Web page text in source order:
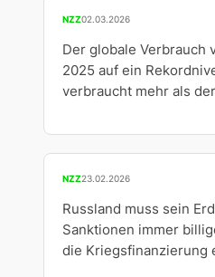
NZZ02.03.2026
Der globale Verbrauch
2025 auf ein
verbraucht mehr als
NZZ23.02.2026
Russland muss sein
Sanktionen immer
die Kriegsfinanzierung